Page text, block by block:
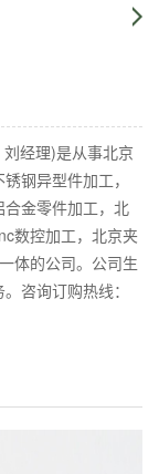
经理)是从事北京
钢异型件加工，
金零件加工，北
数控加工，北京夹
体的公司。公司生
咨询订购热线：